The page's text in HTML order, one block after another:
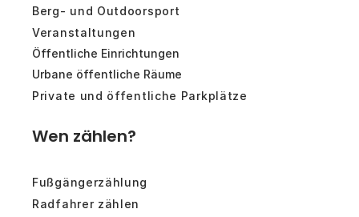
Berg- und Outdoorsport
Veranstaltungen
Öffentliche Einrichtungen
Urbane öffentliche Räume
Private und öffentliche Parkplätze
Wen zählen?
Fußgängerzählung
Radfahrer zählen